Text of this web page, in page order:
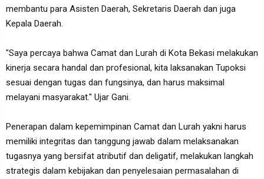
membantu para Asisten Daerah, Sekretaris Daerah dan juga
Kepala Daerah.
"Saya percaya bahwa Camat dan Lurah di Kota Bekasi melakukan
kinerja secara handal dan profesional, kita laksanakan Tupoksi
sesuai dengan tugas dan fungsinya, dan harus maksimal
melayani masyarakat." Ujar Gani.
Penerapan dalam kepemimpinan Camat dan Lurah yakni harus
memiliki integritas dan tanggung jawab dalam melaksanakan
tugasnya yang bersifat atributif dan deligatif, melakukan langkah
strategis dalam kebijakan dan penyelesaian permasalahan di